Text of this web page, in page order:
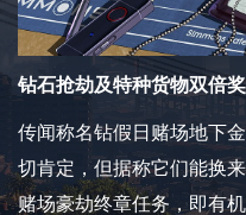
钻石抢劫及特种货物双倍
传闻称名钻假日赌场地下
切肯定，但据称它们能换
赌场豪劫终章任务，即有